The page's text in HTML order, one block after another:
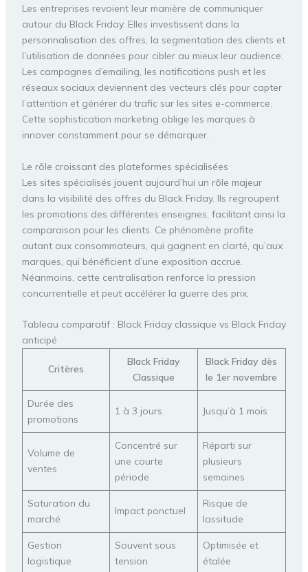
Les entreprises revoient leur manière de communiquer
autour du Black Friday. Elles investissent dans la
personnalisation des offres, la segmentation des clients et
l’utilisation de données pour cibler au mieux leur audience.
Les campagnes d’emailing, les notifications push et les
réseaux sociaux deviennent des vecteurs clés pour capter
l’attention et générer du trafic sur les sites e-commerce.
Cette sophistication marketing oblige les marques à
innover constamment pour se démarquer.
Le rôle croissant des plateformes spécialisées
Les sites spécialisés jouent aujourd’hui un rôle majeur
dans la visibilité des offres du Black Friday. Ils regroupent
les promotions des différentes enseignes, facilitant ainsi la
comparaison pour les clients. Ce phénomène profite
autant aux consommateurs, qui gagnent en clarté, qu’aux
marques, qui bénéficient d’une exposition accrue.
Néanmoins, cette centralisation renforce la pression
concurrentielle et peut accélérer la guerre des prix.
Tableau comparatif : Black Friday classique vs Black Friday
anticipé
Critères
Black Friday
Classique
Black Friday dès
le 1er novembre
Durée des
promotions
1 à 3 jours Jusqu’à 1 mois
Volume de
ventes
Concentré sur
une courte
période
Réparti sur
plusieurs
semaines
Saturation du
marché
Impact ponctuel
Risque de
lassitude
Gestion
logistique
Souvent sous
tension
Optimisée et
étalée